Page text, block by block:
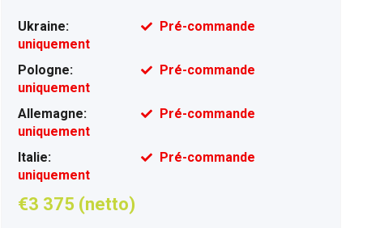
Ukraine:
Pré-commande
uniquement
Pologne:
Pré-commande
uniquement
Allemagne:
Pré-commande
uniquement
Italie:
Pré-commande
uniquement
€3 375 (netto)